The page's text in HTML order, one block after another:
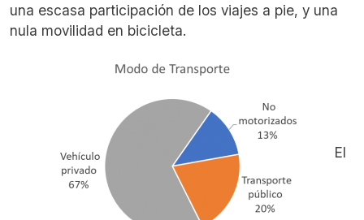
una escasa participación de los viajes a pie, y una
nula movilidad en bicicleta.
El